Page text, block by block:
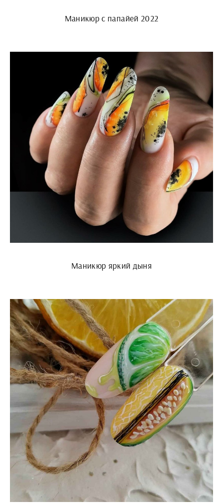
Маникюр с папайей 2022
Маникюр яркий дыня